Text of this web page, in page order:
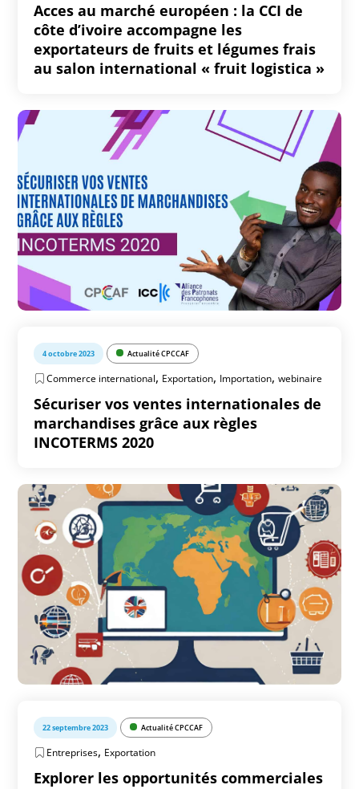
Acces au marché européen : la CCI de
côte d’ivoire accompagne les
exportateurs de fruits et légumes frais
au salon international « fruit logistica »
4 octobre 2023 Actualité CPCCAF
Commerce international, Exportation, Importation,webinaire
Sécuriser vos ventes internationales de
marchandises grâce aux règles
INCOTERMS 2020
22 septembre 2023 Actualité CPCCAF
Entreprises, Exportation
Explorer les opportunités commerciales